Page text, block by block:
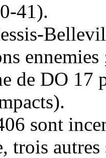
41).
de DO 17
sont
trois autres